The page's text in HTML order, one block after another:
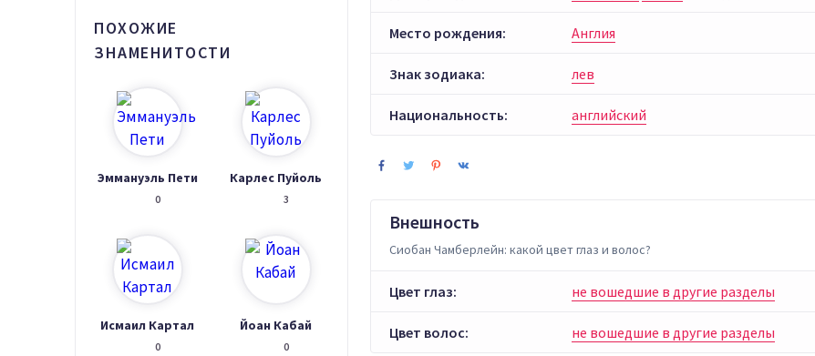
ПОХОЖИЕ
ЗНАМЕНИТОСТИ
Эммануэль Пети
0
Карлес Пуйоль
3
Исмаил Картал
0
Йоан Кабай
0
Место рождения: Англия
Знак зодиака: лев
Национальность: английский
Внешность
Сиобан Чамберлейн: какой цвет глаз и волос?
Цвет глаз: не вошедшие в другие разделы
Цвет волос: не вошедшие в другие разделы